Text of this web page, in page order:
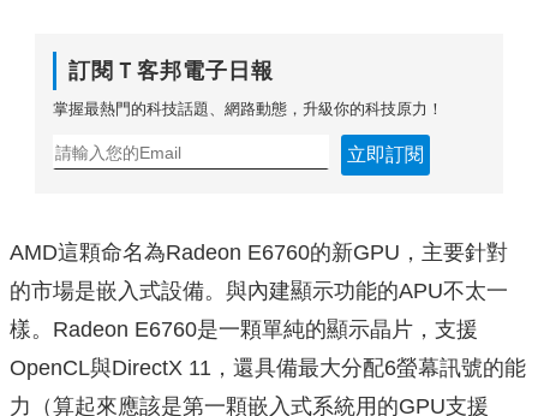
訂閱Ｔ客邦電子日報
掌握最熱門的科技話題、網路動態，升級你的科技原力！
立即訂閱
AMD這顆命名為Radeon E6760的新GPU，主要針對
的市場是嵌入式設備。與內建顯示功能的APU不太一
樣。Radeon E6760是一顆單純的顯示晶片，支援
OpenCL與DirectX 11，還具備最大分配6螢幕訊號的能
力（算起來應該是第一顆嵌入式系統用的GPU支援